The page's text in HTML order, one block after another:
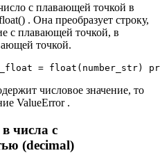
с плавающей точкой в
. Она преобразует строку,
с плавающей точкой, в
точкой.
= float(number_str)
числовое значение, то
ValueError .
числа с
(decimal)